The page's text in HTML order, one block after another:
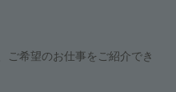
ご希望のお仕事をご紹介でき